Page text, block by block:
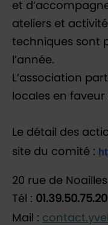
et
ateliers et
techniques sont
l’année.
L’association
locales en faveur
Le détail des
site du comité :
20 rue de Noailles
Tél : 01.39.50.75.20
Mail :